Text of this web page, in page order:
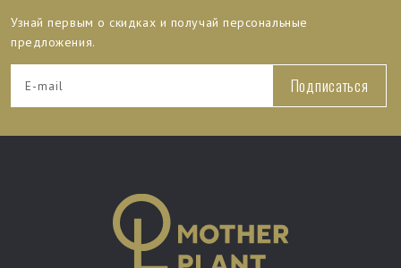
Узнай первым о скидках и получай персональные
предложения.
Подписаться